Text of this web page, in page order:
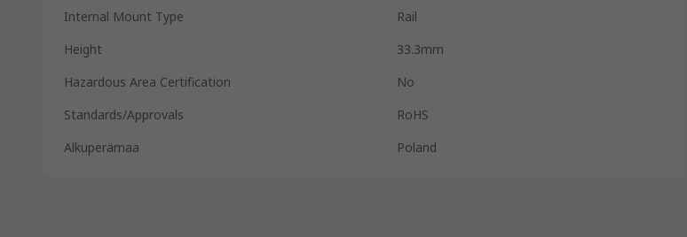
Internal Mount Type
Rail
Height
33.3mm
Hazardous Area Certification
No
Standards/Approvals
RoHS
Alkuperämaa
Poland